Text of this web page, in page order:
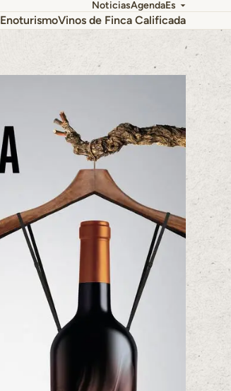
NoticiasAgendaEs
EnoturismoVinos de Finca Calificada